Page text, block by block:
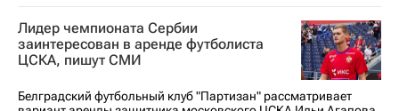
Черногория
Артем Шуманский
ПФК ЦСКА
Партизан
Крылья Советов
Трансферы в РПЛ
Лидер чемпионата Сербии
заинтересован в аренде футболиста
ЦСКА, пишут СМИ
Белградский футбольный клуб "Партизан" рассматривает